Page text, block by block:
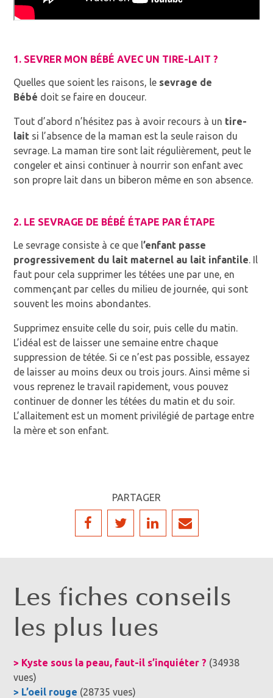
1. SEVRER MON BÉBÉ AVEC UN TIRE-LAIT ?
Quelles que soient les raisons, le sevrage de
Bébé doit se faire en douceur.
Tout d’abord n’hésitez pas à avoir recours à un tire-
lait si l’absence de la maman est la seule raison du
sevrage. La maman tire sont lait régulièrement, peut le
congeler et ainsi continuer à nourrir son enfant avec
son propre lait dans un biberon même en son absence.
2. LE SEVRAGE DE BÉBÉ ÉTAPE PAR ÉTAPE
Le sevrage consiste à ce que l’enfant passe
progressivement du lait maternel au lait infantile. Il
faut pour cela supprimer les tétées une par une, en
commençant par celles du milieu de journée, qui sont
souvent les moins abondantes.
Supprimez ensuite celle du soir, puis celle du matin.
L’idéal est de laisser une semaine entre chaque
suppression de tétée. Si ce n’est pas possible, essayez
de laisser au moins deux ou trois jours. Ainsi même si
vous reprenez le travail rapidement, vous pouvez
continuer de donner les tétées du matin et du soir.
L’allaitement est un moment privilégié de partage entre
la mère et son enfant.
PARTAGER
Les fiches conseils
les plus lues
> Kyste sous la peau, faut-il s’inquiéter ? (34938
vues)
> L’oeil rouge (28735 vues)